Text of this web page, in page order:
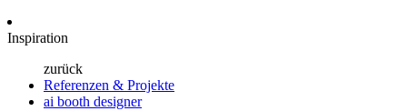
Inspiration
zurück
Referenzen & Projekte
ai booth designer